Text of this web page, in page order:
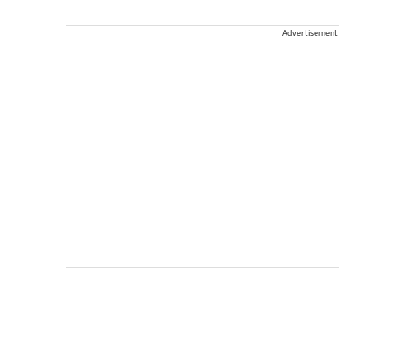
Advertisement